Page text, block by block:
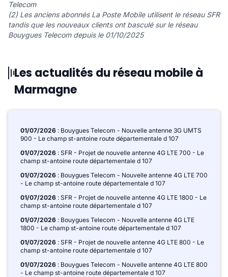
Telecom
(2) Les anciens abonnés La Poste Mobile utilisent le réseau SFR
tandis que les nouveaux clients ont basculé sur le réseau
Bouygues Telecom depuis le 01/10/2025
Les actualités du réseau mobile à
Marmagne
01/07/2026 : Bouygues Telecom - Nouvelle antenne 3G UMTS
900 - Le champ st-antoine route départementale d 107
01/07/2026 : SFR - Projet de nouvelle antenne 4G LTE 700 - Le
champ st-antoine route départementale d 107
01/07/2026 : Bouygues Telecom - Nouvelle antenne 4G LTE 700
- Le champ st-antoine route départementale d 107
01/07/2026 : SFR - Projet de nouvelle antenne 4G LTE 1800 - Le
champ st-antoine route départementale d 107
01/07/2026 : Bouygues Telecom - Nouvelle antenne 4G LTE
1800 - Le champ st-antoine route départementale d 107
01/07/2026 : SFR - Projet de nouvelle antenne 4G LTE 800 - Le
champ st-antoine route départementale d 107
01/07/2026 : Bouygues Telecom - Nouvelle antenne 4G LTE 800
- Le champ st-antoine route départementale d 107